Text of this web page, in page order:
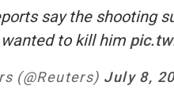
say the shooting
to kill him
(@Reuters) July 8,